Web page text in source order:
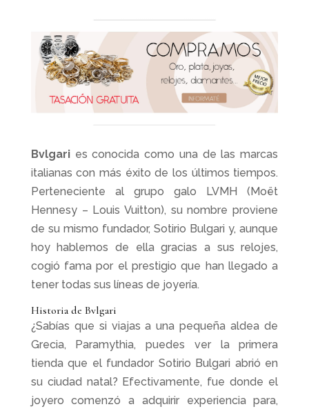
Bvlgaries conocida como una de las marcas
italianas con más éxito de los últimos tiempos.
Perteneciente al grupo galo LVMH (Moët
Hennesy – Louis Vuitton), su nombre proviene
de su mismo fundador, Sotirio Bulgari y, aunque
hoy hablemos de ella gracias a sus relojes,
cogió fama por el prestigio que han llegado a
tener todas sus líneas de joyería.
Historia de Bvlgari
¿Sabías que si viajas a una pequeña aldea de
Grecia, Paramythia, puedes ver la primera
tienda que el fundador Sotirio Bulgari abrió en
su ciudad natal? Efectivamente, fue donde el
joyero comenzó a adquirir experiencia para,